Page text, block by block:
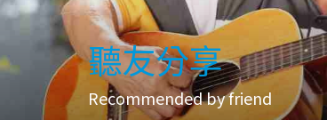
聽友分享
Recommended by friend